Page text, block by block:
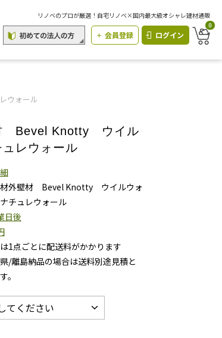
リノベのプロが厳選！自宅リノベ×国内最大級オシャレ建材通販
会員登録 ログイン
0
ウォール
Bevel Knotty ウイル
レウォール
材外壁材 Bevel Knotty ウイルウォ
チュレウォール
日後
1点ごとに配送料がかかります
/離島納品の場合は送料別途見積と
。